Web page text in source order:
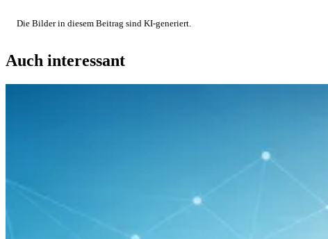
Die Bilder in diesem Beitrag sind KI-generiert.
Auch interessant